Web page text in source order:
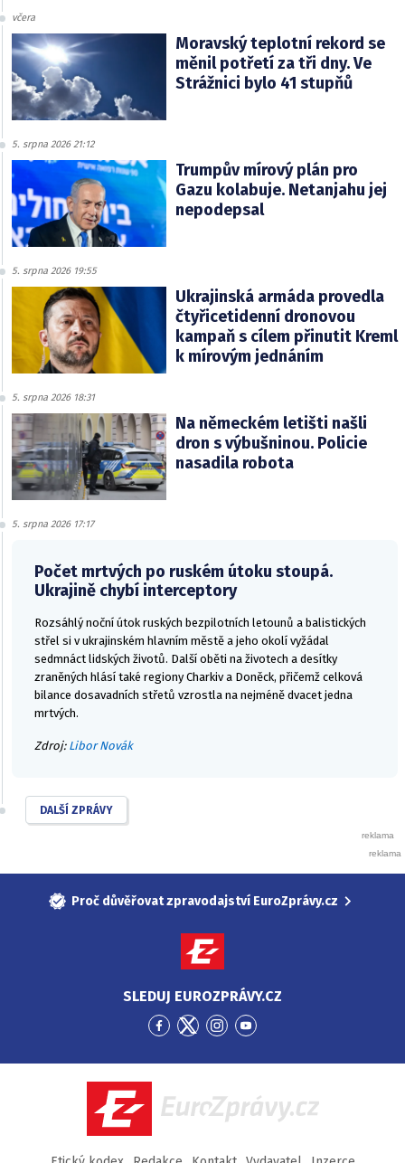
včera
Moravský teplotní rekord se
měnil potřetí za tři dny. Ve
Strážnici bylo 41 stupňů
5. srpna 2026 21:12
Trumpův mírový plán pro
Gazu kolabuje. Netanjahu jej
nepodepsal
5. srpna 2026 19:55
Ukrajinská armáda provedla
čtyřicetidenní dronovou
kampaň s cílem přinutit Kreml
k mírovým jednáním
5. srpna 2026 18:31
Na německém letišti našli
dron s výbušninou. Policie
nasadila robota
5. srpna 2026 17:17
Počet mrtvých po ruském útoku stoupá.
Ukrajině chybí interceptory
Rozsáhlý noční útok ruských bezpilotních letounů a balistických
střel si v ukrajinském hlavním městě a jeho okolí vyžádal
sedmnáct lidských životů. Další oběti na životech a desítky
zraněných hlásí také regiony Charkiv a Doněck, přičemž celková
bilance dosavadních střetů vzrostla na nejméně dvacet jedna
mrtvých.
Zdroj: Libor Novák
DALŠÍ ZPRÁVY
Proč důvěřovat zpravodajství EuroZprávy.cz
SLEDUJ EUROZPRÁVY.CZ
Přejít
Facebook
Přejít
Twitter
Přejít
Instagram
Přejít
YouTube
EuroZprávy.cz